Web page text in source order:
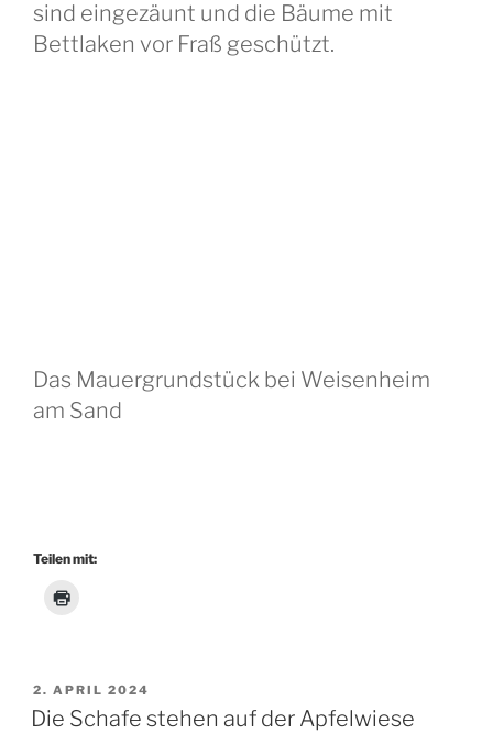
sind eingezäunt und die Bäume mit
Bettlaken vor Fraß geschützt.
Das Mauergrundstück bei Weisenheim
am Sand
Teilen mit:
VERÖFFENTLICHT
AM
2. APRIL 2024
Die Schafe stehen auf der Apfelwiese